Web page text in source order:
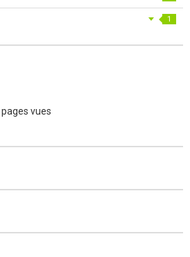
1
pages vues